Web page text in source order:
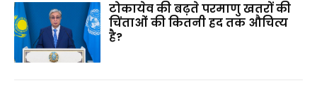
टोकायेव की बढ़ते परमाणु खतरों की
चिंताओं की कितनी हद तक औचित्य
है?